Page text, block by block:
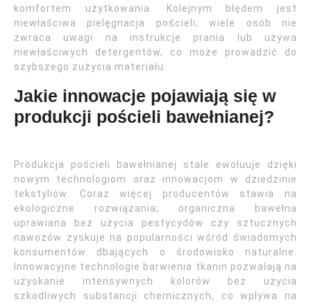
komfortem użytkowania. Kolejnym błędem jest
niewłaściwa pielęgnacja pościeli; wiele osób nie
zwraca uwagi na instrukcje prania lub używa
niewłaściwych detergentów, co może prowadzić do
szybszego zużycia materiału.
Jakie innowacje pojawiają się w
produkcji pościeli bawełnianej?
Produkcja pościeli bawełnianej stale ewoluuje dzięki
nowym technologiom oraz innowacjom w dziedzinie
tekstyliów. Coraz więcej producentów stawia na
ekologiczne rozwiązania; organiczna bawełna
uprawiana bez użycia pestycydów czy sztucznych
nawozów zyskuje na popularności wśród świadomych
konsumentów dbających o środowisko naturalne.
Innowacyjne technologie barwienia tkanin pozwalają na
uzyskanie intensywnych kolorów bez użycia
szkodliwych substancji chemicznych, co wpływa na